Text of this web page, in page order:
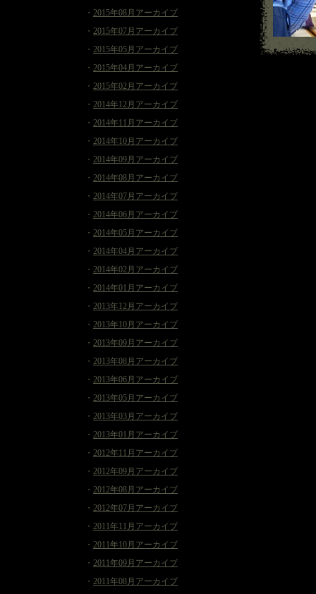
・ 2015年08月アーカイブ
・ 2015年07月アーカイブ
・ 2015年05月アーカイブ
・ 2015年04月アーカイブ
・ 2015年02月アーカイブ
・ 2014年12月アーカイブ
・ 2014年11月アーカイブ
・ 2014年10月アーカイブ
・ 2014年09月アーカイブ
・ 2014年08月アーカイブ
・ 2014年07月アーカイブ
・ 2014年06月アーカイブ
・ 2014年05月アーカイブ
・ 2014年04月アーカイブ
・ 2014年02月アーカイブ
・ 2014年01月アーカイブ
・ 2013年12月アーカイブ
・ 2013年10月アーカイブ
・ 2013年09月アーカイブ
・ 2013年08月アーカイブ
・ 2013年06月アーカイブ
・ 2013年05月アーカイブ
・ 2013年03月アーカイブ
・ 2013年01月アーカイブ
・ 2012年11月アーカイブ
・ 2012年09月アーカイブ
・ 2012年08月アーカイブ
・ 2012年07月アーカイブ
・ 2011年11月アーカイブ
・ 2011年10月アーカイブ
・ 2011年09月アーカイブ
・ 2011年08月アーカイブ